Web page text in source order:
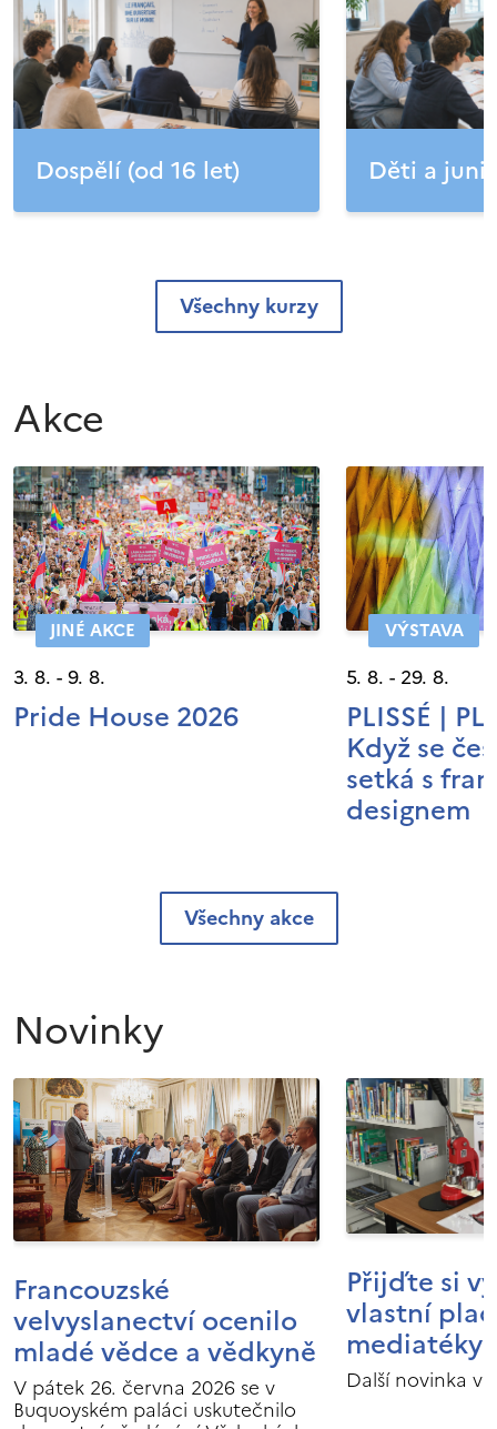
Dospělí (od 16 let) Děti a
Všechny kurzy
Akce
JINÉ AKCE
3. 8. - 9. 8.
Pride House 2026
VÝSTAVA
5. 8. - 29. 8.
PLISSÉ |
Když se
setká s
designem
Všechny akce
Novinky
Francouzské
velvyslanectví ocenilo
mladé vědce a vědkyně
V pátek 26. června 2026 se v
Buquoyském paláci uskutečnilo
Přijďte si
vlastní
mediatéky
Další novinka v